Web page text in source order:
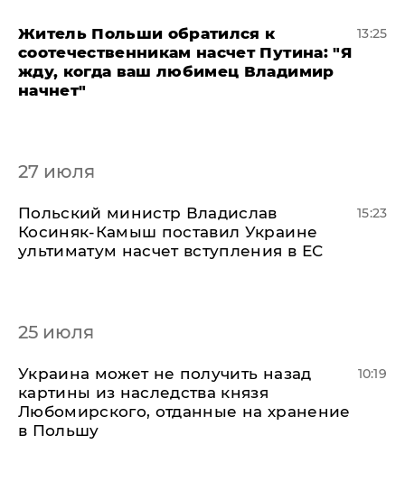
Житель Польши обратился к
соотечественникам насчет Путина: "Я
жду, когда ваш любимец Владимир
начнет"
13:25
27 июля
Польский министр Владислав
Косиняк-Камыш поставил Украине
ультиматум насчет вступления в ЕС
15:23
25 июля
Украина может не получить назад
картины из наследства князя
Любомирского, отданные на хранение
в Польшу
10:19